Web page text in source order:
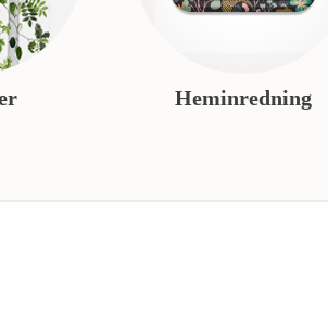
Heminredning